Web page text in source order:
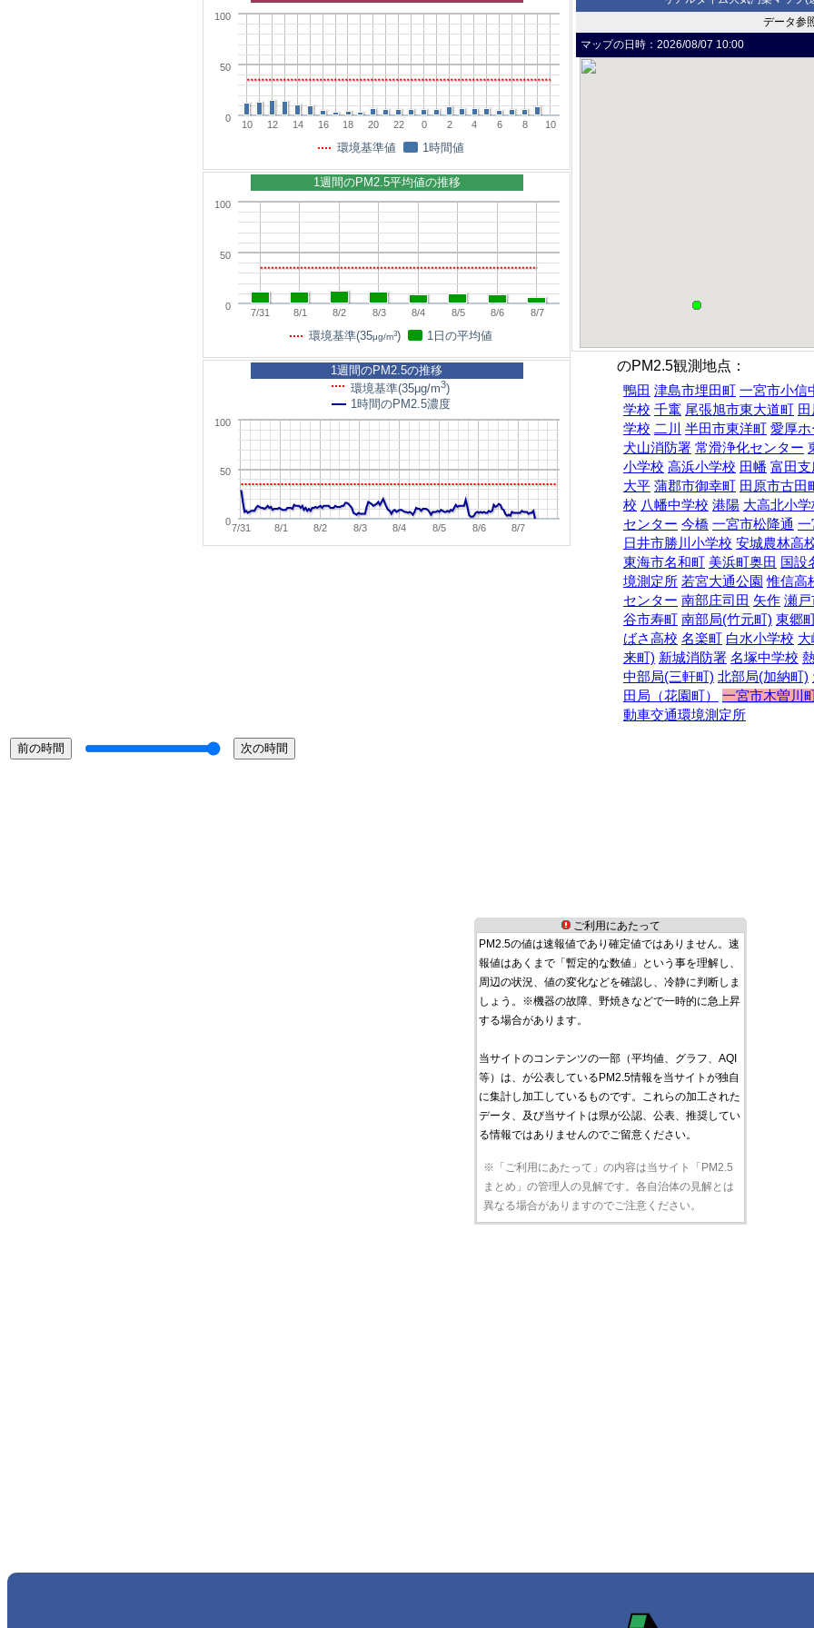
10 12 14 16 18 20 22 0 2 4 6 8 10
0
50
100
環境基準値 1時間値
7/31 8/1 8/2 8/3 8/4 8/5 8/6 8/7
0
50
100
1週間のPM2.5平均値の推移
環境基準(35μg/m3) 1日の平均値
7/31 8/1 8/2 8/3 8/4 8/5 8/6 8/7
0
50
100
1週間のPM2.5の推移
環境基準(35μg/m3)
1時間のPM2.5濃度
データ参
マップの日時： 2026/08/07 10:00
のPM2.5観測地点：
鴨田 津島市埋田町 一宮市小信
学校 千竃 尾張旭市東大道町
学校 二川 半田市東洋町 愛厚
犬山消防署 常滑浄化センター
小学校 高浜小学校 田幡 富田支
大平 蒲郡市御幸町 田原市古田
校 八幡中学校 港陽 大高北小学
センター 今橋 一宮市松降通 一
日井市勝川小学校 安城農林高
東海市名和町 美浜町奥田
国設
境測定所 若宮大通公園 惟信高
センター 南部庄司田 矢作 瀬戸
谷市寿町 南部局(竹元町) 東郷
ばさ高校 名楽町 白水小学校
来町) 新城消防署 名塚中学校
中部局(三軒町) 北部局(加納町)
田局（花園町）
一宮市木曽川
動車交通環境測定所
ご利用にあたって
PM2.5の値は速報値であり確定値ではありません。速
報値はあくまで「暫定的な数値」という事を理解し、
周辺の状況、値の変化などを確認し、冷静に判断しま
しょう。※機器の故障、野焼きなどで一時的に急上昇
する場合があります。
当サイトのコンテンツの一部（平均値、グラフ、AQI
等）は、が公表しているPM2.5情報を当サイトが独自
に集計し加工しているものです。これらの加工された
データ、及び当サイトは県が公認、公表、推奨してい
る情報ではありませんのでご留意ください。
※「ご利用にあたって」の内容は当サイト「PM2.5
まとめ」の管理人の見解です。各自治体の見解とは
異なる場合がありますのでご注意ください。